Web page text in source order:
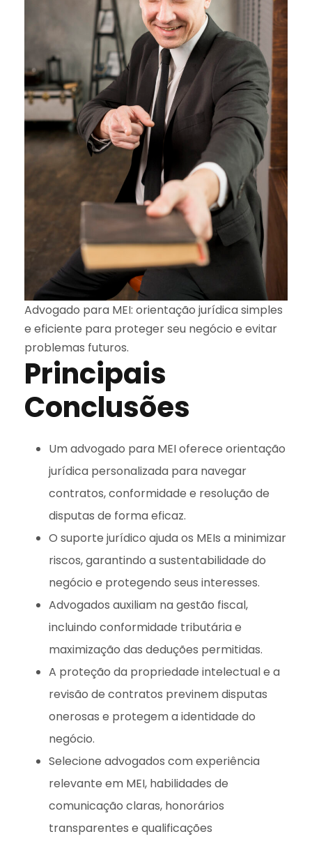
Advogado para MEI: orientação jurídica simples
e eficiente para proteger seu negócio e evitar
problemas futuros.
Principais
Conclusões
Um advogado para MEI oferece orientação
jurídica personalizada para navegar
contratos, conformidade e resolução de
disputas de forma eficaz.
O suporte jurídico ajuda os MEIs a minimizar
riscos, garantindo a sustentabilidade do
negócio e protegendo seus interesses.
Advogados auxiliam na gestão fiscal,
incluindo conformidade tributária e
maximização das deduções permitidas.
A proteção da propriedade intelectual e a
revisão de contratos previnem disputas
onerosas e protegem a identidade do
negócio.
Selecione advogados com experiência
relevante em MEI, habilidades de
comunicação claras, honorários
transparentes e qualificações